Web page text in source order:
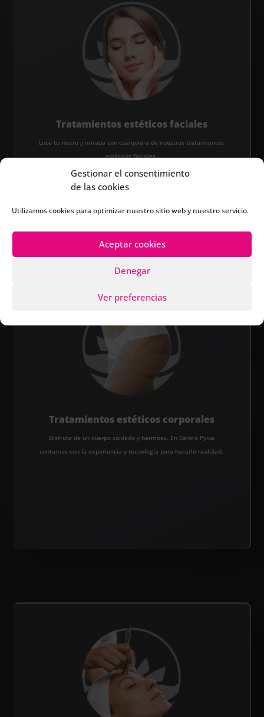
Gestionar el consentimiento
de las cookies
Utilizamos cookies para optimizar nuestro sitio web y nuestro servicio.
Aceptar cookies
Denegar
Ver preferencias
Tratamientos estéticos faciales
Luce tu rostro y mirada con cualquiera de nuestros tratamientos
estéticos faciales.
Tratamientos estéticos corporales
Disfruta de un cuerpo cuidado y hermoso. En Centro Pylus
contamos con la experiencia y tecnología para hacerlo realidad.